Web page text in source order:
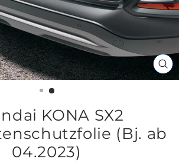
KONA SX2
(Bj. ab
04.2023)